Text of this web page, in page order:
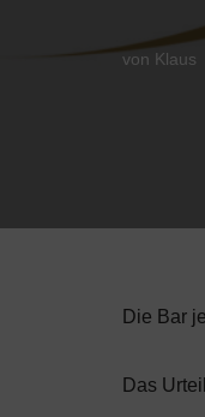
von Klaus
Die Bar
Das